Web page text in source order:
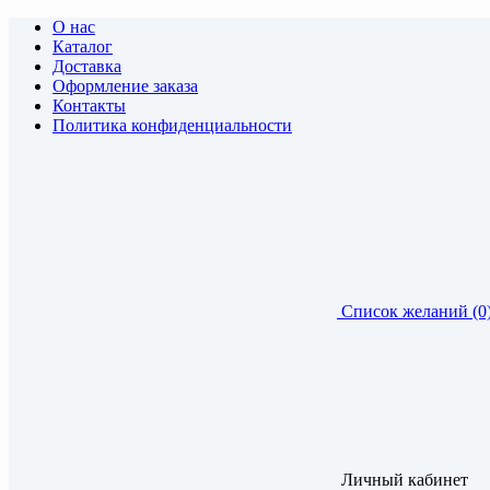
О нас
Каталог
Доставка
Оформление заказа
Контакты
Политика конфиденциальности
Список желаний
Личный кабинет